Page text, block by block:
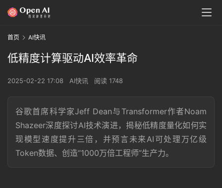
首页 AI快讯
低精度计算驱动AI效率革命
2025-02-22 17:08 AI快讯 阅读 1748
谷歌首席科学家Jeff Dean与Transformer作者Noam
Shazeer深度探讨AI技术演进，揭秘低精度量化如何实
现模型速度提升三倍，并预言未来AI可处理万亿级
Token数据、创造“1000万倍工程师”生产力。